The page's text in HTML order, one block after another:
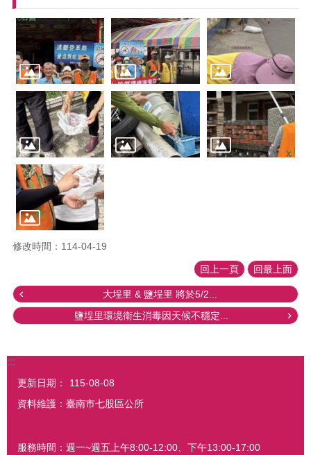
修改時間：114-04-19
回上一頁 回最上面
大埕里 & 鹽埕里 將於5/2...
鹽埕里環境衛生消毒因天候不穩定...
:::
更新日期：
115-08-08
資料維護：臺南市七股區公所
服務時間：週一~週五上午8:00-12:00、下午13:00-17:00